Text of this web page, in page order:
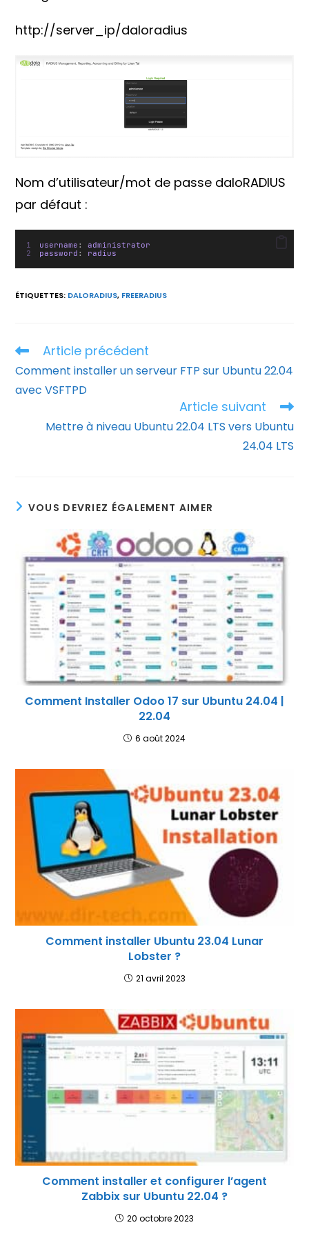
http://server_ip/daloradius
Nom d’utilisateur/mot de passe daloRADIUS
par défaut :
username :
administrator
password : radius
ÉTIQUETTES: DALORADIUS, FREERADIUS
Read
articles
Article précédent
Comment installer un serveur FTP sur Ubuntu 22.04
avec VSFTPD
Article suivant
Mettre à niveau Ubuntu 22.04 LTS vers Ubuntu
24.04 LTS
VOUS DEVRIEZ ÉGALEMENT AIMER
Comment Installer Odoo 17 sur Ubuntu 24.04 |
22.04
6 août 2024
Comment installer Ubuntu 23.04 Lunar
Lobster ?
21 avril 2023
Comment installer et configurer l’agent
Zabbix sur Ubuntu 22.04 ?
20 octobre 2023